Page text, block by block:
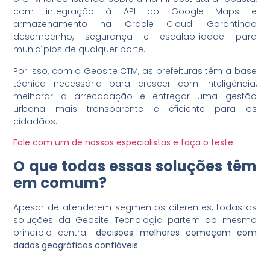
com integração à API do Google Maps e
armazenamento na Oracle Cloud. Garantindo
desempenho, segurança e escalabilidade para
municípios de qualquer porte.
Por isso, com o Geosite CTM, as prefeituras têm a base
técnica necessária para crescer com inteligência,
melhorar a arrecadação e entregar uma gestão
urbana mais transparente e eficiente para os
cidadãos.
Fale com um de nossos especialistas e faça o teste.
O que todas essas soluções têm
em comum?
Apesar de atenderem segmentos diferentes, todas as
soluções da Geosite Tecnologia partem do mesmo
princípio central:decisões melhores começam com
dados geográficos confiáveis.